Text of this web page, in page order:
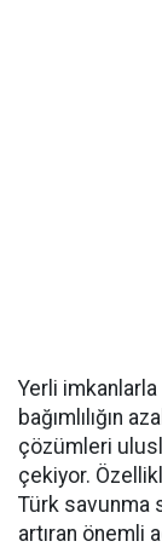
Yerli
bağımlılığın
çözümleri
çekiyor.
Türk savunma
artıran önemli